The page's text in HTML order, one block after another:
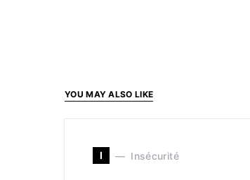
YOU MAY ALSO LIKE
I Insécurité